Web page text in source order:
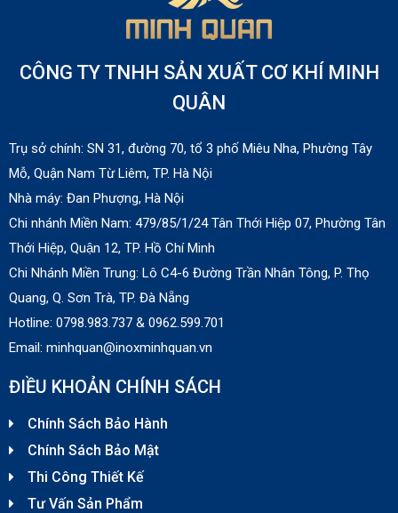
CÔNG TY TNHH SẢN XUẤT CƠ KHÍ MINH
QUÂN
Trụ sở chính: SN 31, đường 70, tổ 3 phố Miêu Nha, Phường Tây
Mỗ, Quận Nam Từ Liêm, TP. Hà Nội
Nhà máy: Đan Phượng, Hà Nội
Chi nhánh Miền Nam: 479/85/1/24 Tân Thới Hiệp 07, Phường Tân
Thới Hiệp, Quận 12, TP. Hồ Chí Minh
Chi Nhánh Miền Trung: Lô C4-6 Đường Trần Nhân Tông, P. Thọ
Quang, Q. Sơn Trà, TP. Đà Nẵng
Hotline: 0798.983.737 & 0962.599.701
Email: minhquan@inoxminhquan.vn
ĐIỀU KHOẢN CHÍNH SÁCH
Chính Sách Bảo Hành
Chính Sách Bảo Mật
Thi Công Thiết Kế
Tư Vấn Sản Phẩm